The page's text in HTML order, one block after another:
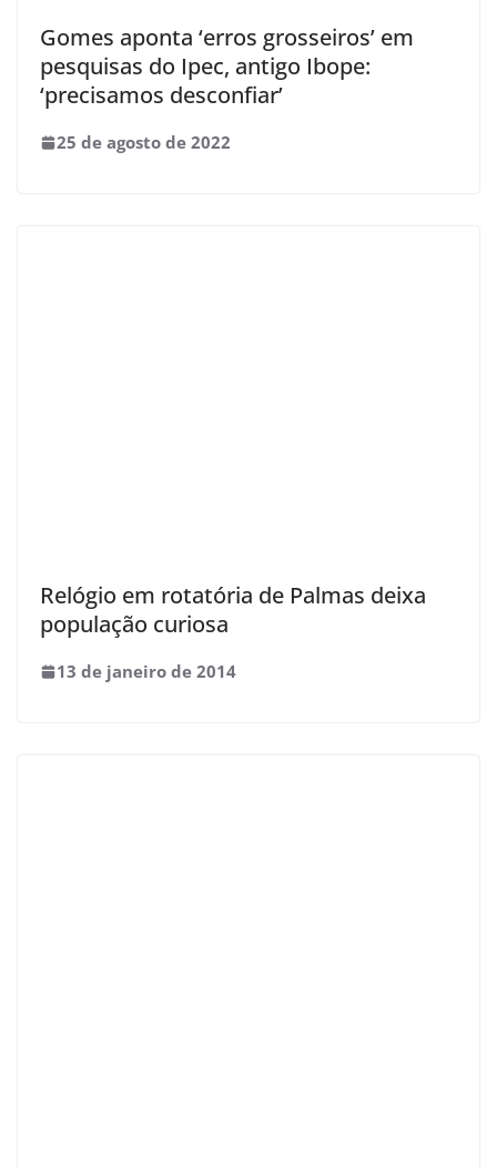
Gomes aponta ‘erros grosseiros’ em
pesquisas do Ipec, antigo Ibope:
‘precisamos desconfiar’
25 de agosto de 2022
Relógio em rotatória de Palmas deixa
população curiosa
13 de janeiro de 2014